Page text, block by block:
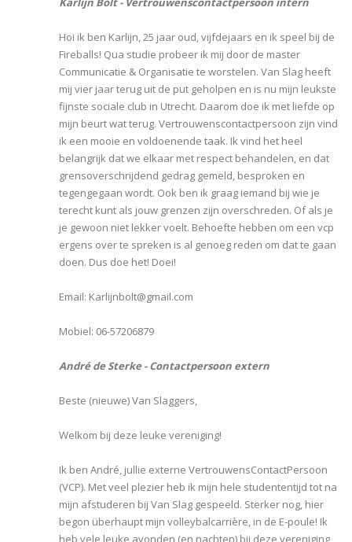
Hoi ik ben Karlijn, 25 jaar oud, vijfdejaars en ik speel bij de
Fireballs! Qua studie probeer ik mij door de master
Communicatie & Organisatie te worstelen. Van Slag heeft
mij vier jaar terug uit de put geholpen en is nu mijn leukste
fijnste sociale club in Utrecht. Daarom doe ik met liefde op
mijn beurt wat terug. Vertrouwenscontactpersoon zijn vind
ik een mooie en voldoenende taak. Ik vind het heel
belangrijk dat we elkaar met respect behandelen, en dat
grensoverschrijdend gedrag gemeld, besproken en
tegengegaan wordt. Ook ben ik graag iemand bij wie je
terecht kunt als jouw grenzen zijn overschreden. Of als je
je gewoon niet lekker voelt. Behoefte hebben om een vcp
ergens over te spreken is al genoeg reden om dat te gaan
doen. Dus doe het! Doei!
Email: Karlijnbolt@gmail.com
Mobiel: 06-57206879
André de Sterke - Contactpersoon extern
Beste (nieuwe) Van Slaggers,
Welkom bij deze leuke vereniging!
Ik ben André, jullie externe VertrouwensContactPersoon
(VCP). Met veel plezier heb ik mijn hele studententijd tot na
mijn afstuderen bij Van Slag gespeeld. Sterker nog, hier
begon überhaupt mijn volleybalcarrière, in de E-poule! Ik
heb vele leuke avonden (en nachten) bij deze vereniging